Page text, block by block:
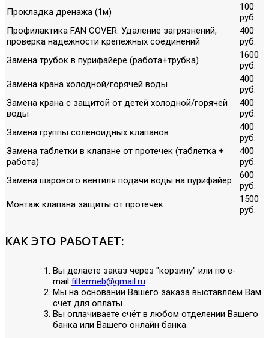
Прокладка дренажа (1м)
100
руб.
Профилактика FAN COVER. Удаление загрязнений,
проверка надежности крепежных соединений
400
руб.
Замена трубок в пурифайере (работа+трубка)
1600
руб.
Замена крана холодной/горячей воды
400
руб.
Замена крана с защитой от детей холодной/горячей
воды
400
руб.
Замена группы соленоидных клапанов
400
руб.
Замена таблетки в клапане от протечек (таблетка +
работа)
400
руб.
Замена шарового вентиля подачи воды на пурифайер
600
руб.
Монтаж клапана защиты от протечек
1500
руб.
КАК ЭТО РАБОТАЕТ:
Вы делаете заказ через "корзину" или по е-
mail filtermeb@gmail.ru .
Мы на основании Вашего заказа выставляем Вам
счёт для оплаты.
Вы оплачиваете счёт в любом отделении Вашего
банка или Вашего онлайн банка.